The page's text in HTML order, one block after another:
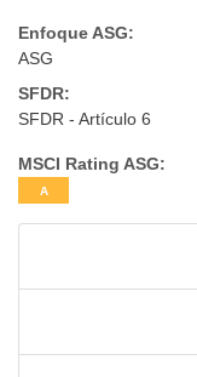
Enfoque ASG:
ASG
SFDR:
SFDR - Artículo 6
MSCI Rating ASG:
A